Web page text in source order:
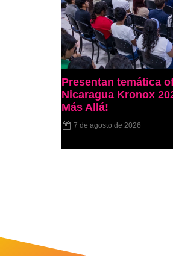
Presentan temática
Nicaragua Kronox
Más Allá!
7 de agosto de 2026